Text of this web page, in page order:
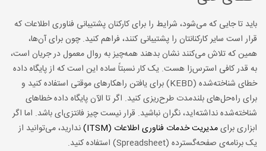
باید تا جایی که می‌شود، شرایط را برای کارکنان پشتیبانی فناوری اطلاعات که
قرار است سایر کارکنانتان را پشتیبانی کنند، فراهم کنید. چون برای آن‌ها،
همین که تلاش می‌کنند نشان بدهند همه‌چیز به روال معمول در جریان است،
به قدر کافی استرس‌زا هست. یک کار نسبتاً ساده این است که از پایگاه داده
خطای شناخته‌شده (KEBD) برای یافتن راهکارهای موقتی استفاده کنید و
برای راه‌حل‌های بلندمدت طرح‌ریزی کنید. اگر تا الآن پایگاه داده خطاهای
شناخته‌شده نداشته‌اید، نگران نباشید. قرار نیست چیز فانتزی‌ای باشد. اما اگر
ابزاری برایمدیریت خدمات فناوری اطلاعات (ITSM)
ندارید، می‌توانید از
یک برنامه‌ی صفحه‌‌گسترده (Spreadsheet) استفاده کنید.